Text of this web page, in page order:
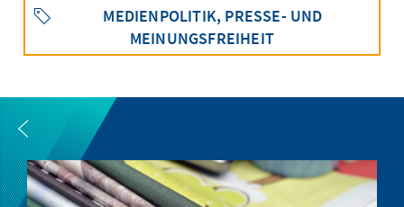
MEDIENPOLITIK, PRESSE- UND
MEINUNGSFREIHEIT